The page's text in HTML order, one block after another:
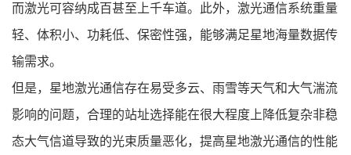
而激光可容纳成百甚至上千车道。此外，激光通信系统重量
轻、体积小、功耗低、保密性强，能够满足星地海量数据传
输需求。
但是，星地激光通信存在易受多云、雨雪等天气和大气湍流
影响的问题，合理的站址选择能在很大程度上降低复杂非稳
态大气信道导致的光束质量恶化，提高星地激光通信的性能